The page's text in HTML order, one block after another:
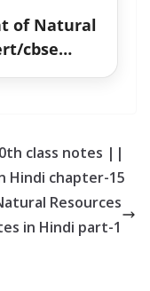
of Natural
cbse
1
class notes ||
Hindi chapter-15
Resources
in Hindi part-1